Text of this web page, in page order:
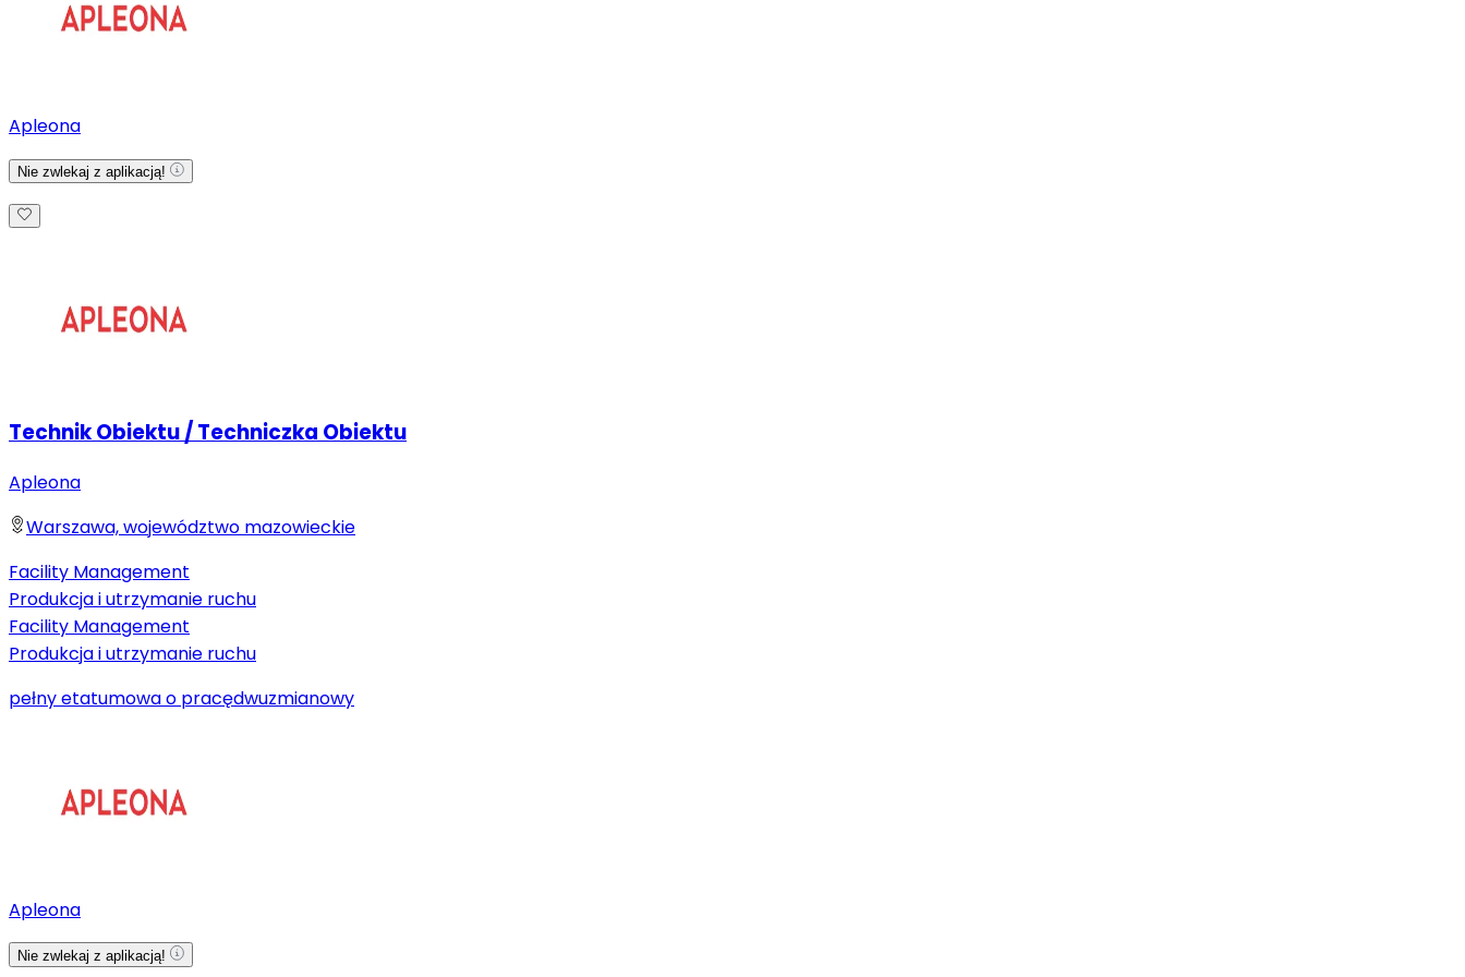
Apleona
Nie zwlekaj z aplikacją!
Technik Obiektu / Techniczka Obiektu
Apleona
Warszawa, województwo mazowieckie
Facility Management
Produkcja i utrzymanie ruchu
Facility Management
Produkcja i utrzymanie ruchu
pełny etatumowa o pracędwuzmianowy
Apleona
Nie zwlekaj z aplikacją!